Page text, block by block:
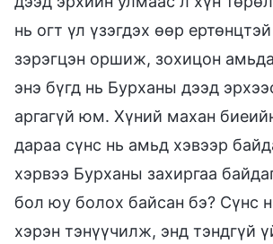
нь огт үл үзэгдэх өөр
зэрэгцэн оршиж, зохицон
энэ бүгд нь Бурханы дээд
аргагүй юм. Хүний махан
дараа сүнс нь амьд хэвээр
хэрвээ Бурханы захиргаа
бол юу болох байсан бэ? Сүнс
хэрэн тэнүүчилж, энд тэндгүй